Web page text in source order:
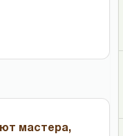
мастера,